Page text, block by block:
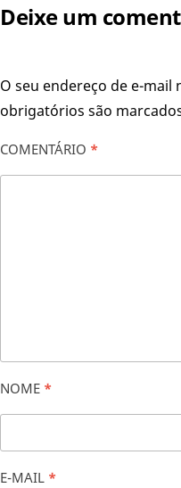
Deixe um
O seu endereço de e-mail
obrigatórios são
COMENTÁRIO *
NOME *
E-MAIL *